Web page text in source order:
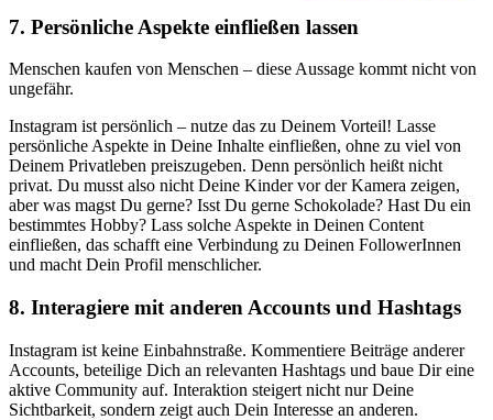
7. Persönliche Aspekte einfließen lassen
Menschen kaufen von Menschen – diese Aussage kommt nicht von
ungefähr.
Instagram ist persönlich – nutze das zu Deinem Vorteil! Lasse
persönliche Aspekte in Deine Inhalte einfließen, ohne zu viel von
Deinem Privatleben preiszugeben. Denn persönlich heißt nicht
privat. Du musst also nicht Deine Kinder vor der Kamera zeigen,
aber was magst Du gerne? Isst Du gerne Schokolade? Hast Du ein
bestimmtes Hobby? Lass solche Aspekte in Deinen Content
einfließen, das schafft eine Verbindung zu Deinen FollowerInnen
und macht Dein Profil menschlicher.
8. Interagiere mit anderen Accounts und Hashtags
Instagram ist keine Einbahnstraße. Kommentiere Beiträge anderer
Accounts, beteilige Dich an relevanten Hashtags und baue Dir eine
aktive Community auf. Interaktion steigert nicht nur Deine
Sichtbarkeit, sondern zeigt auch Dein Interesse an anderen.